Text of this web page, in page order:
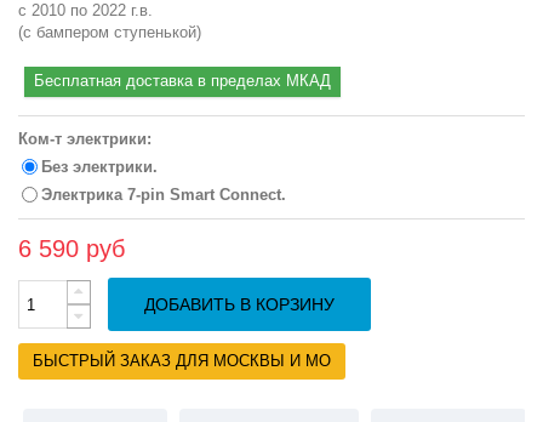
с 2010 по 2022 г.в.
(с бампером ступенькой)
Бесплатная доставка в пределах МКАД
Ком-т электрики:
Без электрики.
Электрика 7-pin Smart Connect.
6 590 руб
ДОБАВИТЬ В КОРЗИНУ
БЫСТРЫЙ ЗАКАЗ ДЛЯ МОСКВЫ И МО